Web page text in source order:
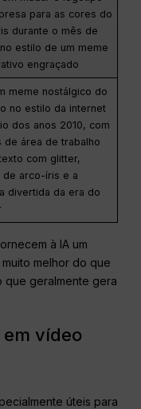
para as cores do
durante o mês de
estilo de um meme
engraçado
meme nostálgico do
no estilo da internet
dos anos 2010, com
de área de trabalho
com glitter,
de arco-íris e a
divertida da era do
à IA um
melhor do que
que geralmente gera
vídeo
úteis para